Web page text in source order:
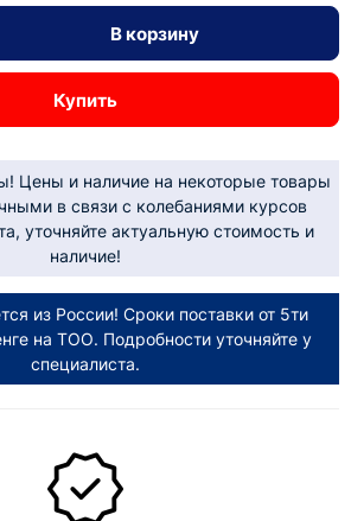
В корзину
Купить
Цены и наличие на некоторые товары
в связи с колебаниями курсов
уточняйте актуальную стоимость и
наличие!
из России! Сроки поставки от 5ти
на ТОО. Подробности уточняйте у
специалиста.